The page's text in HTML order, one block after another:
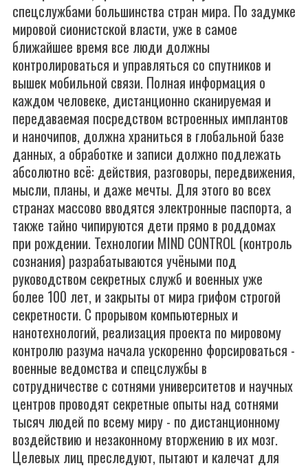
спецслужбами большинства стран мира. По задумке
мировой сионистской власти, уже в самое
ближайшее время все люди должны
контролироваться и управляться со спутников и
вышек мобильной связи. Полная информация о
каждом человеке, дистанционно сканируемая и
передаваемая посредством встроенных имплантов
и наночипов, должна храниться в глобальной базе
данных, а обработке и записи должно подлежать
абсолютно всё: действия, разговоры, передвижения,
мысли, планы, и даже мечты. Для этого во всех
странах массово вводятся электронные паспорта, а
также тайно чипируются дети прямо в роддомах
при рождении. Технологии MIND CONTROL (контроль
сознания) разрабатываются учёными под
руководством секретных служб и военных уже
более 100 лет, и закрыты от мира грифом строгой
секретности. С прорывом компьютерных и
нанотехнологий, реализация проекта по мировому
контролю разума начала ускоренно форсироваться -
военные ведомства и спецслужбы в
сотрудничестве с сотнями университетов и научных
центров проводят секретные опыты над сотнями
тысяч людей по всему миру - по дистанционному
воздействию и незаконному вторжению в их мозг.
Целевых лиц преследуют, пытают и калечат для